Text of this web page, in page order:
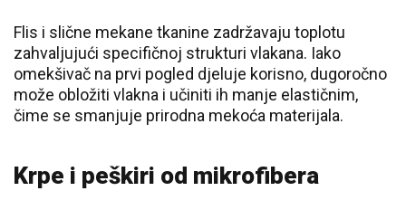
Flis i slične mekane tkanine zadržavaju toplotu
zahvaljujući specifičnoj strukturi vlakana. Iako
omekšivač na prvi pogled djeluje korisno, dugoročno
može obložiti vlakna i učiniti ih manje elastičnim,
čime se smanjuje prirodna mekoća materijala.
Krpe i peškiri od mikrofibera